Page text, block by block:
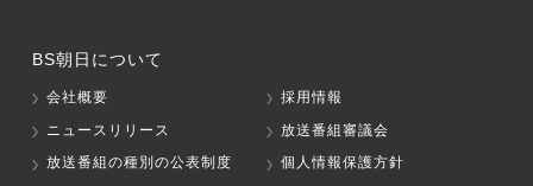
BS朝日について
会社概要
採用情報
ニュースリリース
放送番組審議会
放送番組の種別の公表制度
個人情報保護方針